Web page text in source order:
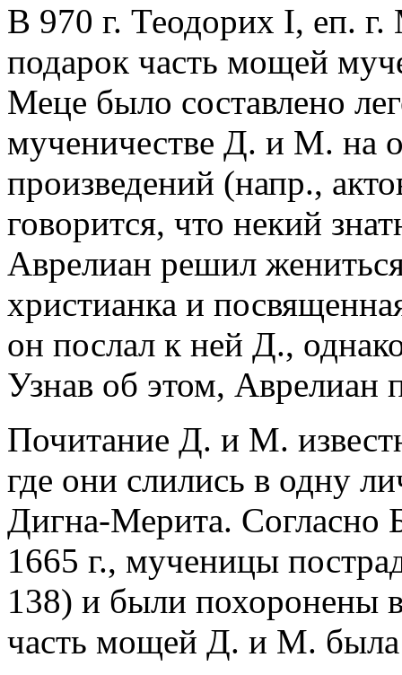
В 970 г. Теодорих I, еп.
подарок часть мощей
Меце было составлено
мученичестве Д. и М. на
произведений (напр.,
говорится, что некий
Аврелиан решил
христианка и
он послал к ней Д.,
Узнав об этом, Аврелиан
Почитание Д. и М.
где они слились в одну
Дигна-Мерита. Согласно
1665 г., мученицы
138) и были похоронены
часть мощей Д. и М.